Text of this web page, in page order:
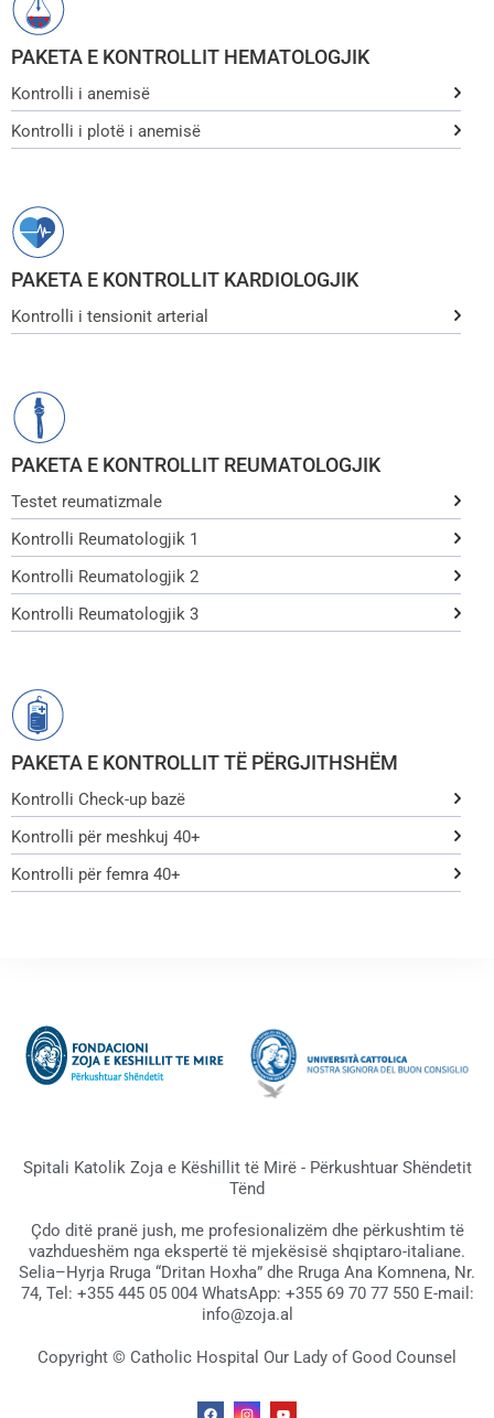
PAKETA E KONTROLLIT HEMATOLOGJIK
Kontrolli i anemisë
Kontrolli i plotë i anemisë
PAKETA E KONTROLLIT KARDIOLOGJIK
Kontrolli i tensionit arterial
PAKETA E KONTROLLIT REUMATOLOGJIK
Testet reumatizmale
Kontrolli Reumatologjik 1
Kontrolli Reumatologjik 2
Kontrolli Reumatologjik 3
PAKETA E KONTROLLIT TË PËRGJITHSHËM
Kontrolli Check-up bazë
Kontrolli për meshkuj 40+
Kontrolli për femra 40+
Spitali Katolik Zoja e Këshillit të Mirë - Përkushtuar Shëndetit
Tënd
Çdo ditë pranë jush, me profesionalizëm dhe përkushtim të
vazhdueshëm nga ekspertë të mjekësisë shqiptaro-italiane.
Selia–Hyrja Rruga “Dritan Hoxha” dhe Rruga Ana Komnena, Nr.
74, Tel: +355 445 05 004 WhatsApp: +355 69 70 77 550 E-mail:
info@zoja.al
Copyright © Catholic Hospital Our Lady of Good Counsel